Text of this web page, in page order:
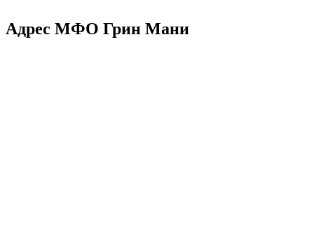
Адрес МФО Грин Мани